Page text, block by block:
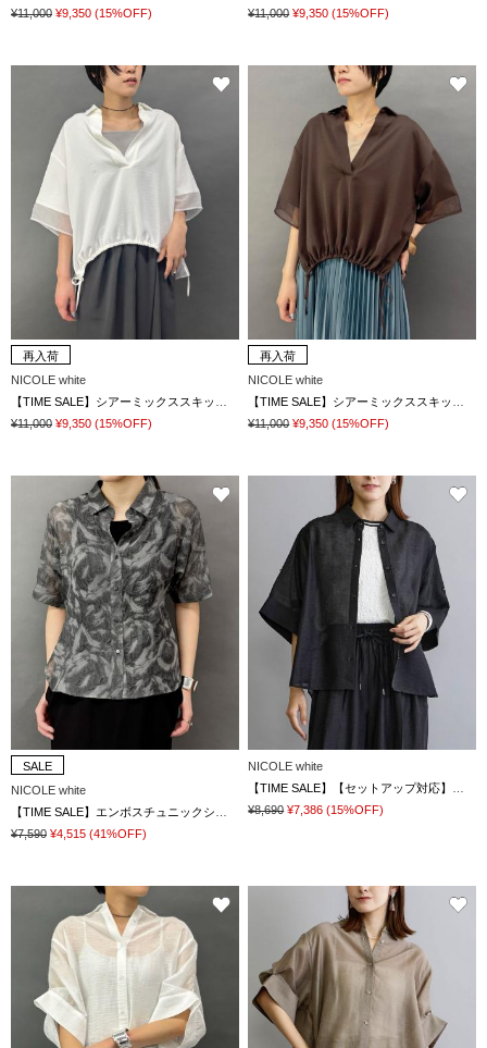
¥11,000 ¥9,350 (15%OFF)
¥11,000 ¥9,350 (15%OFF)
再入荷
NICOLE white
¥11,000 ¥9,350 (15%OFF)
再入荷
NICOLE white
¥11,000 ¥9,350 (15%OFF)
SALE
NICOLE white
¥7,590 ¥4,515 (41%OFF)
NICOLE white
¥8,690 ¥7,386 (15%OFF)